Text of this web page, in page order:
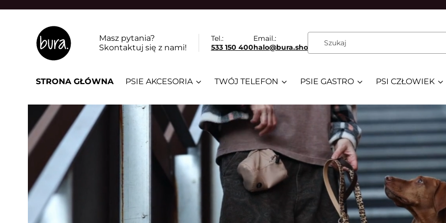
Masz pytania?
Skontaktuj się z nami!
Tel.:
533 150 400
Email.:
halo@bura.shop
STRONA GŁÓWNA PSIE AKCESORIA TWÓJ TELEFON PSIE GASTRO PSI CZŁOWIEK